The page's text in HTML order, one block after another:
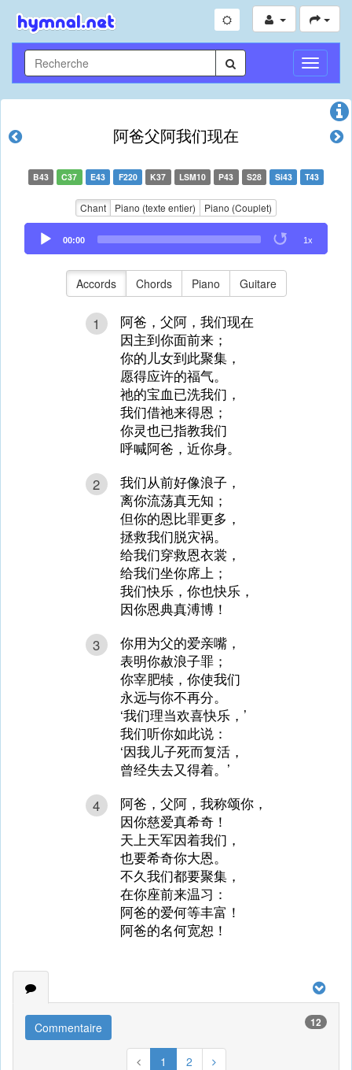
Toggle
阿爸父阿我们现在
B43 C37 E43 F220 K37 LSM10 P43 S28 Si43 T43
Chant Piano (texte entier) Piano (Couplet)
Audio
Player
00:00 1x
Accords Chords Piano Guitare
1
阿爸，父阿，我们现在
因主到你面前来；
你的儿女到此聚集，
愿得应许的福气。
祂的宝血已洗我们，
我们借祂来得恩；
你灵也已指教我们
呼喊阿爸，近你身。
2
我们从前好像浪子，
离你流荡真无知；
但你的恩比罪更多，
拯救我们脱灾祸。
给我们穿救恩衣裳，
给我们坐你席上；
我们快乐，你也快乐，
因你恩典真溥博！
3
你用为父的爱亲嘴，
表明你赦浪子罪；
你宰肥犊，你使我们
永远与你不再分。
‘我们理当欢喜快乐，’
我们听你如此说：
‘因我儿子死而复活，
曾经失去又得着。’
4
阿爸，父阿，我称颂你，
因你慈爱真希奇！
天上天军因着我们，
也要希奇你大恩。
不久我们都要聚集，
在你座前来温习：
阿爸的爱何等丰富！
阿爸的名何宽恕！
Commentaire 12
1 2